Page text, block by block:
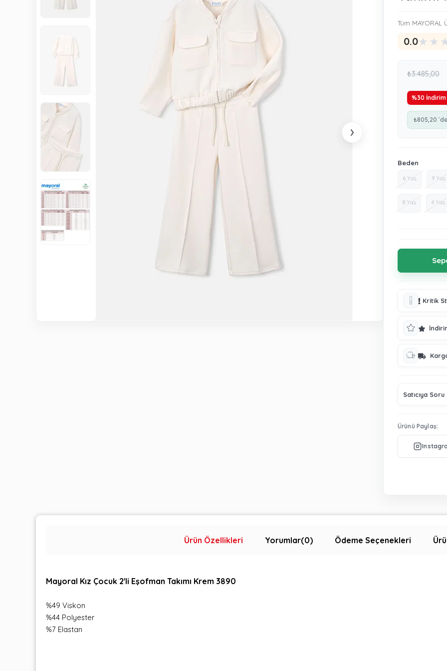
›
Tüm MAYORAL
0.0★ ★
₺3.485,00
%30 İndirim
₺805,20
Beden
6 Yaş 9 Yaş
8 Yaş 4 Yaş
Kritik
Satıcıya
Ürünü Paylaş:
Ürün Özellikleri Yorumlar(0) Ödeme Seçenekleri
Mayoral Kız Çocuk 2'li Eşofman Takımı Krem 3890
%49 Viskon
%44 Polyester
%7 Elastan